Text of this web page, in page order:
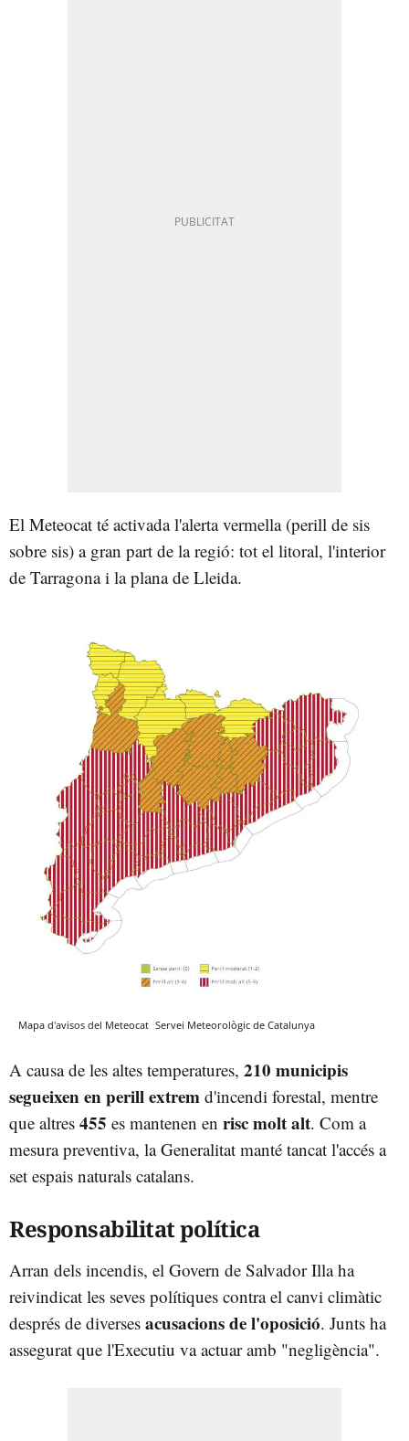
El Meteocat té activada l'alerta vermella (perill de sis
sobre sis) a gran part de la regió: tot el litoral, l'interior
de Tarragona i la plana de Lleida.
Mapa d'avisos del Meteocat Servei Meteorològic de Catalunya
A causa de les altes temperatures, 210 municipis
segueixen en perill extrem d'incendi forestal, mentre
que altres 455 es mantenen en risc molt alt. Com a
mesura preventiva, la Generalitat manté tancat l'accés a
set espais naturals catalans.
Responsabilitat política
Arran dels incendis, el Govern de Salvador Illa ha
reivindicat les seves polítiques contra el canvi climàtic
després de diverses acusacions de l'oposició. Junts ha
assegurat que l'Executiu va actuar amb "negligència".